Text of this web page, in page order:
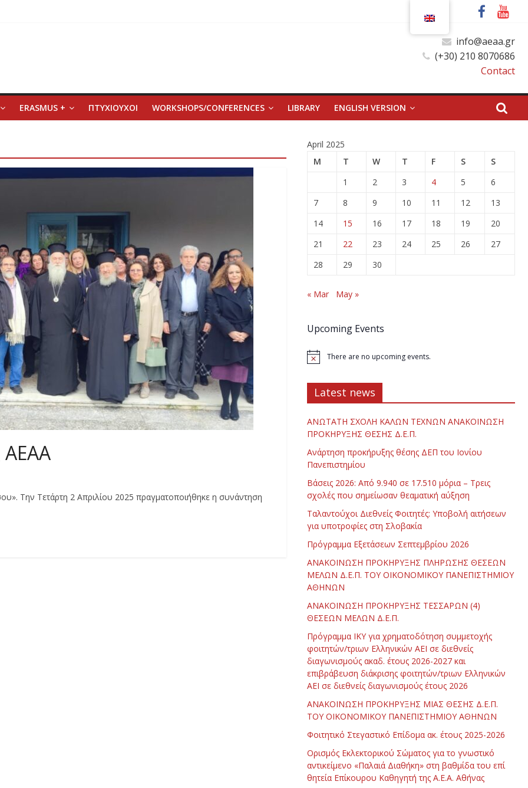
info@aeaa.gr
(+30) 210 8070686
Contact
ERASMUS + ΠΤΥΧΙΟΥΧΟΙ WORKSHOPS/CONFERENCES LIBRARY ENGLISH VERSION
ΑΕΑΑ
Την Τετάρτη 2 Απριλίου 2025 πραγματοποιήθηκε η συνάντηση
April 2025
M
T W T F S
S
1
2 3 4 5
6
7
8 9 10 11 12
13
14
15 16 17 18 19
20
21
22 23 24 25 26
27
28
29 30
« Mar May »
Upcoming Events
There are no upcoming events.
Latest news
ΑΝΩΤΑΤΗ ΣΧΟΛΗ ΚΑΛΩΝ ΤΕΧΝΩΝ ΑΝΑΚΟΙΝΩΣΗ
ΠΡΟΚΗΡΥΞΗΣ ΘΕΣΗΣ Δ.Ε.Π.
Ανάρτηση προκήρυξης θέσης ΔΕΠ του Ιονίου
Πανεπιστημίου
Βάσεις 2026: Από 9.940 σε 17.510 μόρια – Τρεις
σχολές που σημείωσαν θεαματική αύξηση
Ταλαντούχοι Διεθνείς Φοιτητές: Υποβολή αιτήσεων
για υποτροφίες στη Σλοβακία
Πρόγραμμα Εξετάσεων Σεπτεμβρίου 2026
ΑΝΑΚΟΙΝΩΣΗ ΠΡΟΚΗΡΥΞΗΣ ΠΛΗΡΩΣΗΣ ΘΕΣΕΩΝ
ΜΕΛΩΝ Δ.Ε.Π. ΤΟΥ ΟΙΚΟΝΟΜΙΚΟΥ ΠΑΝΕΠΙΣΤΗΜΙΟΥ
ΑΘΗΝΩΝ
ΑΝΑΚΟΙΝΩΣΗ ΠΡΟΚΗΡΥΞΗΣ ΤΕΣΣΑΡΩΝ (4)
ΘΕΣΕΩΝ ΜΕΛΩΝ Δ.Ε.Π.
Πρόγραμμα ΙΚΥ για χρηματοδότηση συμμετοχής
φοιτητών/τριων Ελληνικών ΑΕΙ σε διεθνείς
διαγωνισμούς ακαδ. έτους 2026-2027 και
επιβράβευση διάκρισης φοιτητών/τριων Ελληνικών
ΑΕΙ σε διεθνείς διαγωνισμούς έτους 2026
ΑΝΑΚΟΙΝΩΣΗ ΠΡΟΚΗΡΥΞΗΣ ΜΙΑΣ ΘΕΣΗΣ Δ.Ε.Π.
ΤΟΥ ΟΙΚΟΝΟΜΙΚΟΥ ΠΑΝΕΠΙΣΤΗΜΙΟΥ ΑΘΗΝΩΝ
Φοιτητικό Στεγαστικό Επίδομα ακ. έτους 2025-2026
Ορισμός Εκλεκτορικού Σώματος για το γνωστικό
αντικείμενο «Παλαιά Διαθήκη» στη βαθμίδα του επί
θητεία Επίκουρου Καθηγητή της Α.Ε.Α. Αθήνας